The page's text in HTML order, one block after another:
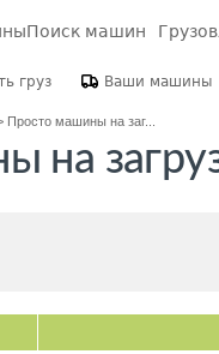
Поиск машин
груз Ваши машины
Просто машины на заг...
на